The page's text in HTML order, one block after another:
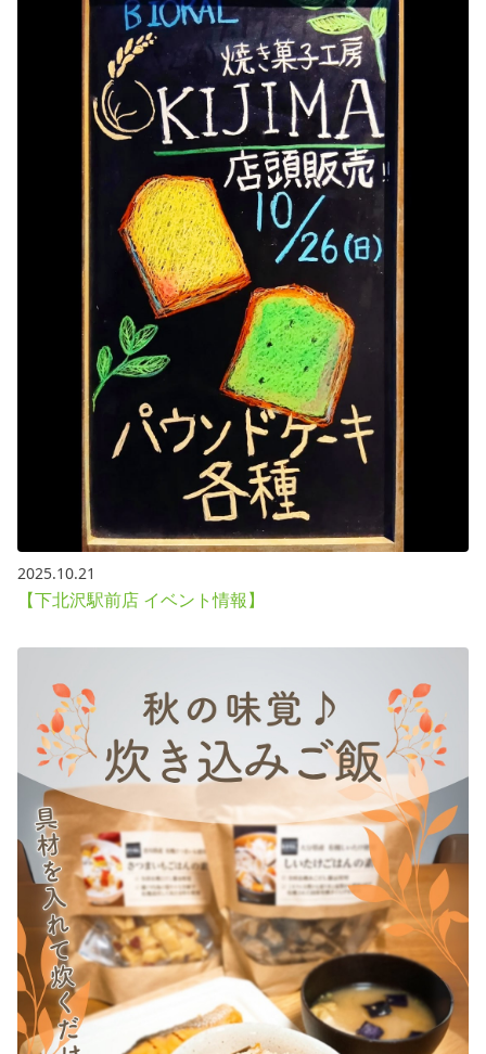
2025.10.21
【下北沢駅前店 イベント情報】